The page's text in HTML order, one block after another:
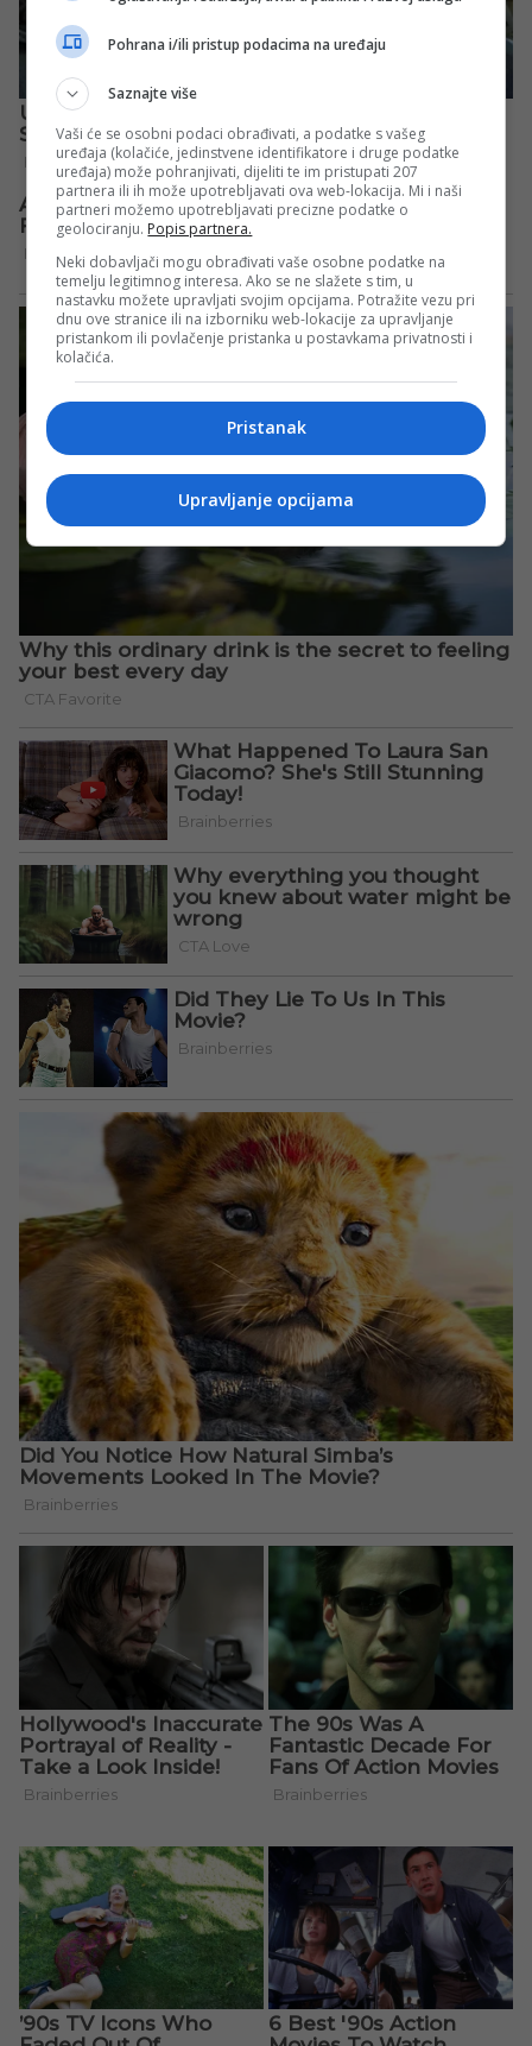
Pohrana i/ili pristup podacima na uređaju
Saznajte više
Vaši će se osobni podaci obrađivati, a podatke s vašeg
uređaja (kolačiće, jedinstvene identifikatore i druge podatke
uređaja) može pohranjivati, dijeliti te im pristupati 207
partnera ili ih može upotrebljavati ova web-lokacija. Mi i naši
partneri možemo upotrebljavati precizne podatke o
geolociranju. Popis partnera.
Neki dobavljači mogu obrađivati vaše osobne podatke na
temelju legitimnog interesa. Ako se ne slažete s tim, u
nastavku možete upravljati svojim opcijama. Potražite vezu pri
dnu ove stranice ili na izborniku web-lokacije za upravljanje
pristankom ili povlačenje pristanka u postavkama privatnosti i
kolačića.
Pristanak
Upravljanje opcijama